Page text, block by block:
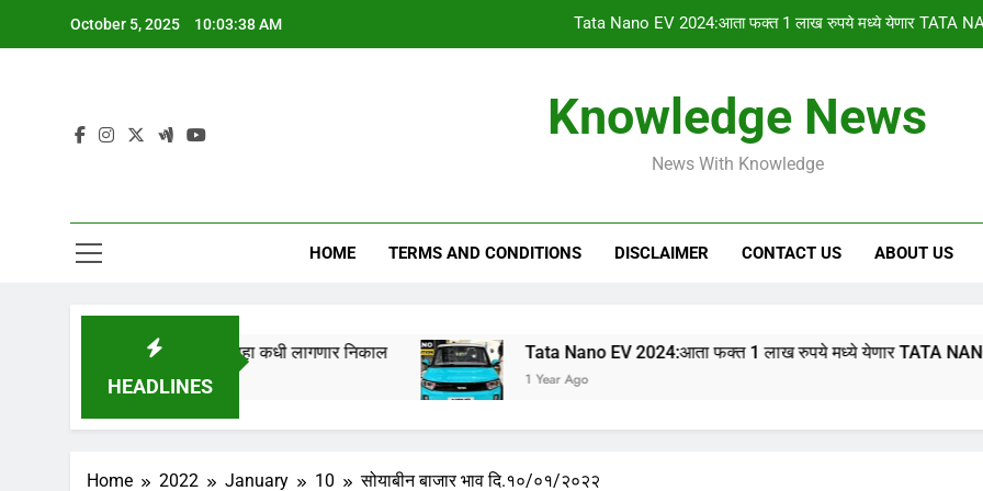
October 5, 2025 10:03:39 AM Tata Nano EV 2024:आता फक्त 1 लाख रुपये मध्ये येणार TATA
gharkul yojana 2024:आपल्या गावची 2023-2024 ची
HSC & SSC Result: 10 वी 12 वी चा निकाल
PM किसान
Knowledge News
News With Knowledge
HOME TERMS AND CONDITIONS DISCLAIMER CONTACT US ABOUT US
HEADLINES
तारखेला लागणार,येथे पहा कधी लागणार निकाल Tata Nano EV 2024:आता फक्त 1 लाख रुपये मध्ये येणार TATA NANO
1 Year Ago
Home 2022 January 10 सोयाबीन बाजार भाव दि.१०/०१/२०२२